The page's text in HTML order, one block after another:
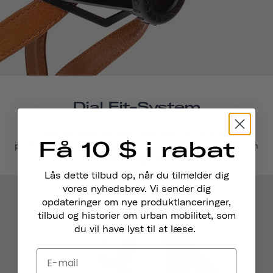
Dial Fit-System
Find den rigtige pasform. Med vores let justerbare
pasformsystem kan du være sikker på, at din skateboardhjelm
sidder tæt og sikkert.
Få 10 $ i rabat
Lås dette tilbud op, når du tilmelder dig
vores nyhedsbrev. Vi sender dig
opdateringer om nye produktlanceringer,
tilbud og historier om urban mobilitet, som
du vil have lyst til at læse.